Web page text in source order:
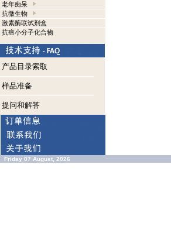
老年痴呆
抗微生物
激素酶联试剂盒
抗癌小分子化合物
产品目录索取
样品准备
提问和解答
Friday 07 August, 2026